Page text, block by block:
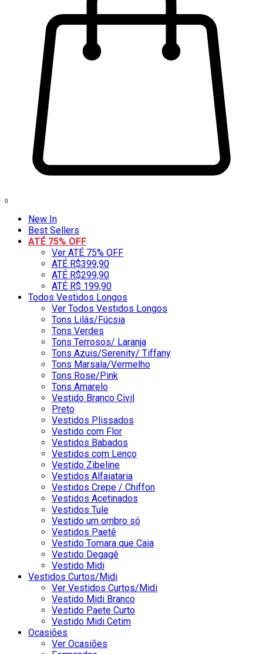
0
New In
Best Sellers
ATÉ 75% OFF
Ver ATÉ 75% OFF
ATÉ R$399,90
ATÉ R$299,90
ATÉ R$ 199,90
Todos Vestidos Longos
Ver Todos Vestidos Longos
Tons Lilás/Fúcsia
Tons Verdes
Tons Terrosos/ Laranja
Tons Azuis/Serenity/ Tiffany
Tons Marsala/Vermelho
Tons Rose/Pink
Tons Amarelo
Vestido Branco Civil
Preto
Vestidos Plissados
Vestido com Flor
Vestidos Babados
Vestidos com Lenço
Vestido Zibeline
Vestidos Alfaiataria
Vestidos Crepe / Chiffon
Vestidos Acetinados
Vestidos Tule
Vestido um ombro só
Vestidos Paetê
Vestido Tomara que Caia
Vestido Degagê
Vestido Midi
Vestidos Curtos/Midi
Ver Vestidos Curtos/Midi
Vestido Midi Branco
Vestido Paete Curto
Vestido Midi Cetim
Ocasiões
Ver Ocasiões